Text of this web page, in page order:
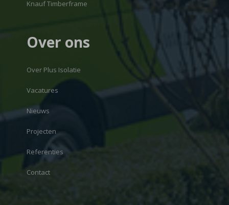
Knauf Timberframe
Over ons
Over Plus Isolatie
Vacatures
Nieuws
Projecten
Referenties
Contact